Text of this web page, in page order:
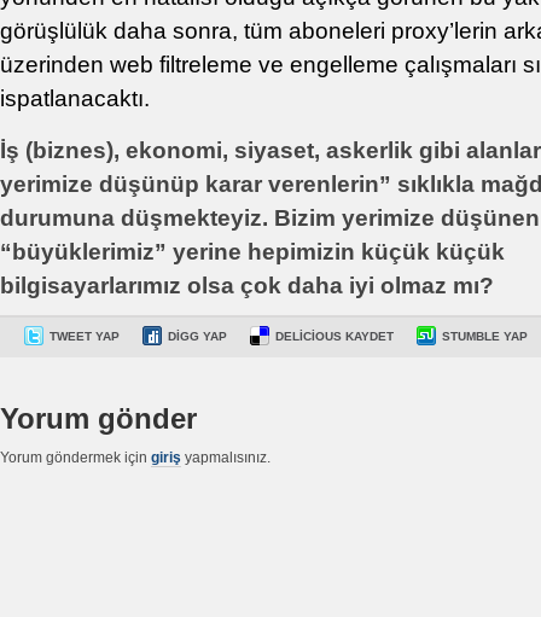
görüşlülük daha sonra, tüm aboneleri proxy’lerin
üzerinden web filtreleme ve engelleme çalışmaları
ispatlanacaktı.
İş (biznes), ekonomi, siyaset, askerlik gibi
yerimize düşünüp karar verenlerin” sıklıkla
durumuna düşmekteyiz. Bizim yerimize düşünen
“büyüklerimiz” yerine hepimizin küçük küçük
bilgisayarlarımız olsa çok daha iyi olmaz mı?
TWEET YAP DIGG YAP DELICIOUS KAYDET STUMBLE YAP
Yorum gönder
Yorum göndermek için giriş yapmalısınız.